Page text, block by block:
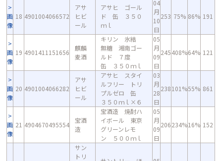
画
像
18 4901004066572
アサ
ヒビ
ール
アサヒ ゴール
ド 缶 ３５０
ｍｌ
04
月
10
日
253 75% 86% 191
画
像
19 4901411151656
麒麟
麦酒
キリン 氷結
無糖 湘南ゴー
ルド ７度
缶 ３５０ｍｌ
05
月
09
日
245408%64% 121
画
像
20 4901004066282
アサ
ヒビ
ール
アサヒ スタイ
ルフリー トリ
プルゼロ 缶
３５０ｍｌ×６
03
月
28
日
238101%55% 861
画
像
21 4904670495554
宝酒
造
宝酒造 焼酎ハ
イボール 東京
グリーンレモ
ン ５００ｍｌ
05
月
09
日
206234%16% 152
サン
トリ